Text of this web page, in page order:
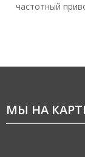
частотный
МЫ НА